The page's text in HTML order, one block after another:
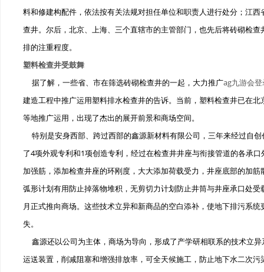
料和修建构配件，依法按有关法规对担任单位和职责人进行处分；江
查井。尔后，北京、上海、三个直辖市的主管部门，也先后将砖砌检
排的注重程度。
塑料检查井受鼓舞
据了解，一些省、市在筛选砖砌检查井的一起，大力推广ag九游会
建造工程中推广运用塑料排水检查井的告诉。当前，塑料检查井已在
等地推广运用，出现了杰出的展开前景和商场空间。
特别是安身西部、跨过西部的鑫源新材料有限公司，三年来经过自
了4项外观专利和1项创造专利，经过在检查井井座与衔接管道的各承
加强筋，添加检查井座的环刚度，大大添加荷载受力，井座底部的加
弧形计划有用防止掉落物堆积，无剪切力计划防止井筒与井座承口处
月正式推向商场。这些技术立异和新商品的空白添补，使地下排污系
失。
鑫源还以公司为主体，商场为导向，形成了产学研相联系的技术立
运送装置，削减阻塞和增强排放率，可全天候施工，防止地下水二次